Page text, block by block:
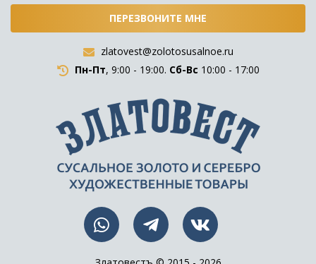
ПЕРЕЗВОНИТЕ МНЕ
zlatovest@zolotosusalnoe.ru
Пн-Пт, 9:00 - 19:00. Сб-Вс 10:00 - 17:00